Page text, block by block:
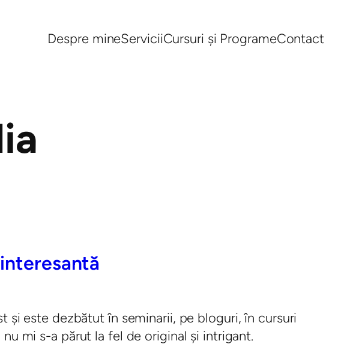
Despre mineServiciiCursuri și ProgrameContact
și este dezbătut în seminarii, pe bloguri, în cursuri
mi s-a părut la fel de original și intrigant.